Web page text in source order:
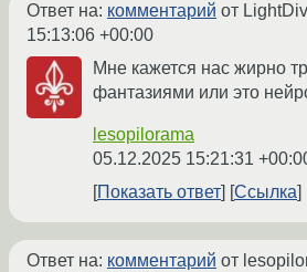
Ответ на: комментарий от
15:13:06 +00:00
Мне кажется нас жирно
фантазиями или это
lesopilorama
05.12.2025 15:21:31
Показать ответ
Ссылка
Ответ на: комментарий от